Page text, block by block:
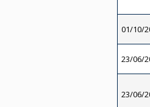
01/10/
23/06/
23/06/